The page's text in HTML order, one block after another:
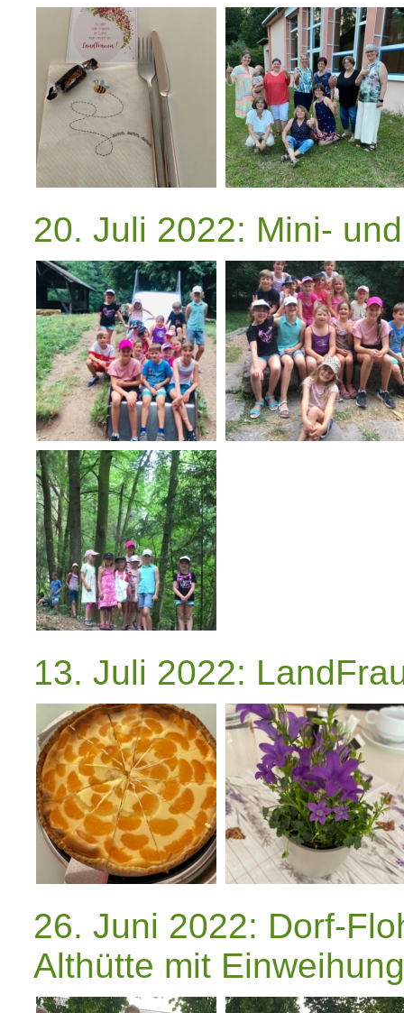
20. Juli 2022: Mini-
13. Juli 2022:
26. Juni 2022: Dorf-
Althütte mit